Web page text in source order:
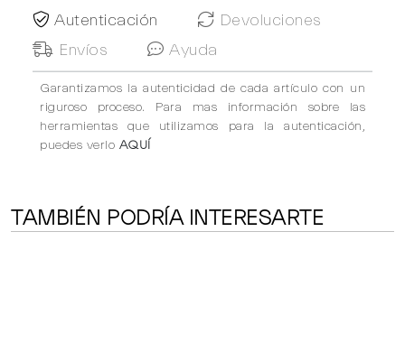
Autenticación
Devoluciones
Envíos
Ayuda
Garantizamos la autenticidad de cada artículo con un
riguroso proceso. Para mas información sobre las
herramientas que utilizamos para la autenticación,
puedes verlo AQUÍ
TAMBIÉN PODRÍA INTERESARTE